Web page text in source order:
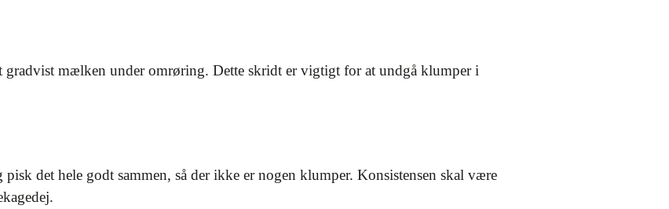
gradvist mælken under omrøring. Dette skridt er vigtigt for at undgå klumper i
det hele godt sammen, så der ikke er nogen klumper. Konsistensen skal være